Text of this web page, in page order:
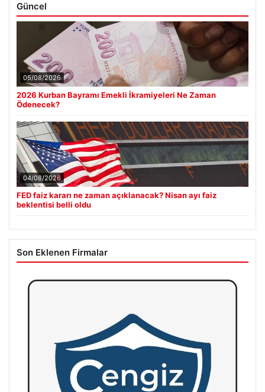
Güncel
05/08/2026
2026 Kurban Bayramı Emekli İkramiyeleri Ne Zaman
Ödenecek?
04/08/2026
FED faiz kararı ne zaman açıklanacak? Nisan ayı faiz
beklentisi belli oldu
Son Eklenen Firmalar